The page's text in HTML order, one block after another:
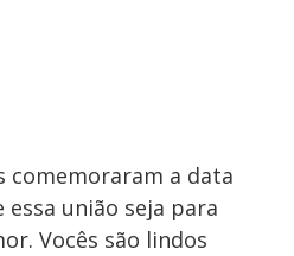
comemoraram a data
essa união seja para
Vocês são lindos